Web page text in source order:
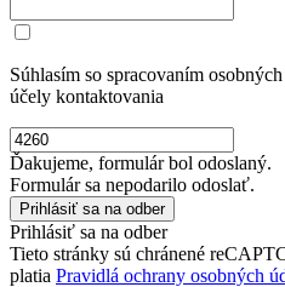
Súhlasím so spracovaním
účely kontaktovania
Ďakujeme, formulár bol odoslaný.
Formulár sa nepodarilo odoslať.
Prihlásiť sa na odber
Tieto stránky sú chránené
platia Pravidlá ochrany osobných